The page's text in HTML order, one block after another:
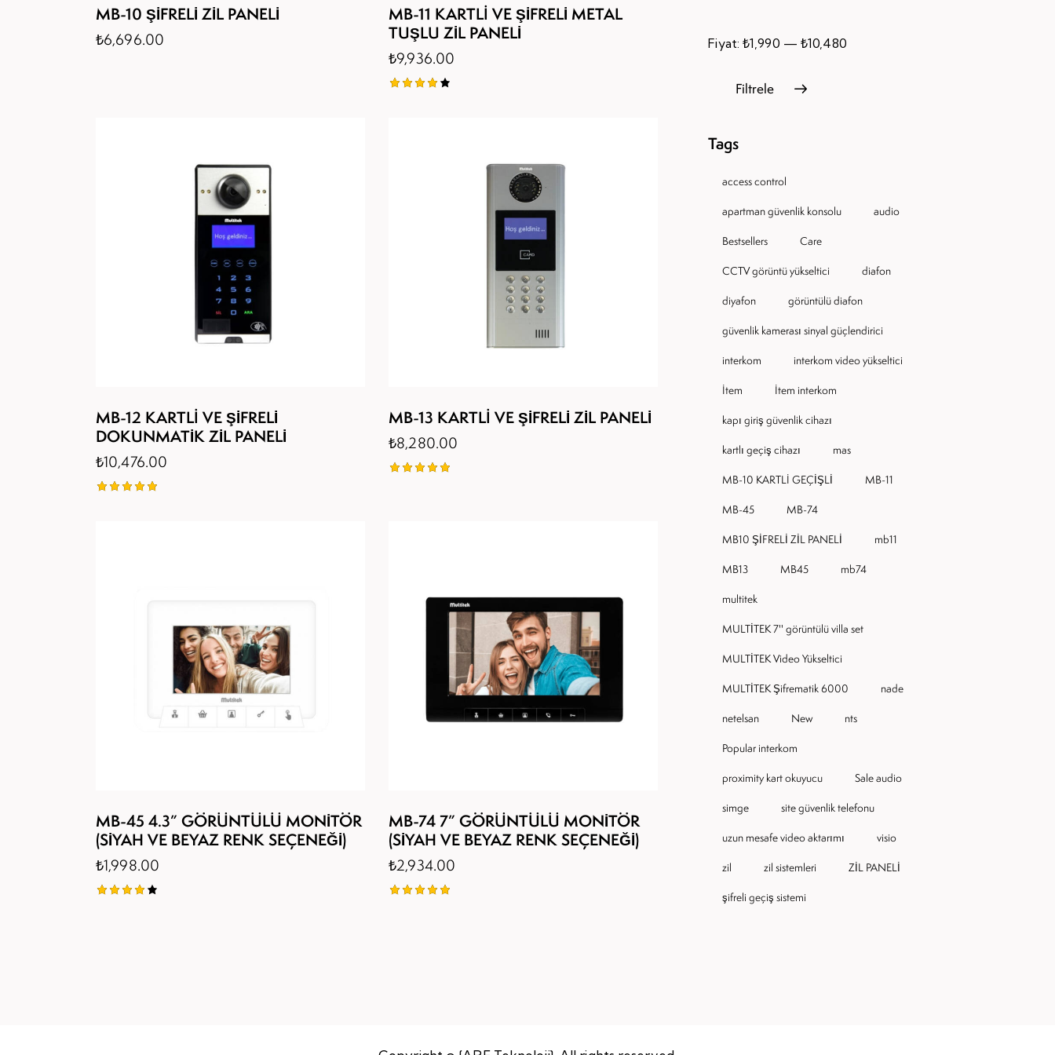
MB-10 ŞİFRELİ ZİL PANELİ
₺6,696.00
MB-11 KARTLI VE ŞİFRELİ METAL
TUŞLU ZİL PANELİ
₺9,936.00
MB-12 KARTLI VE ŞİFRELİ
DOKUNMATİK ZİL PANELİ
₺10,476.00
MB-13 KARTLI VE ŞİFRELİ ZİL PANELİ
₺8,280.00
MB-45 4.3” GÖRÜNTÜLÜ MONİTÖR
(SİYAH VE BEYAZ RENK SEÇENEĞİ)
₺1,998.00
MB-74 7” GÖRÜNTÜLÜ MONİTÖR
(SİYAH VE BEYAZ RENK SEÇENEĞİ)
₺2,934.00
Filtrele
Fiyat:₺1,990 —₺10,480
Tags
access control
apartman güvenlik konsolu audio
Bestsellers Care
CCTV görüntü yükseltici diafon
diyafon görüntülü diafon
güvenlik kamerası sinyal güçlendirici
interkom interkom video yükseltici
Item Item interkom
kapı giriş güvenlik cihazı
kartlı geçiş cihazı mas
MB-10 KARTLI GEÇİŞLİ MB-11
MB-45 MB-74
MB10 ŞİFRELİ ZİL PANELİ mb11
MB13 MB45 mb74
multitek
MULTİTEK 7'' görüntülü villa set
MULTİTEK Video Yükseltici
MULTİTEK Şifrematik 6000 nade
netelsan New nts
Popular interkom
proximity kart okuyucu Sale audio
simge site güvenlik telefonu
uzun mesafe video aktarımı visio
zil zil sistemleri ZİL PANELİ
şifreli geçiş sistemi